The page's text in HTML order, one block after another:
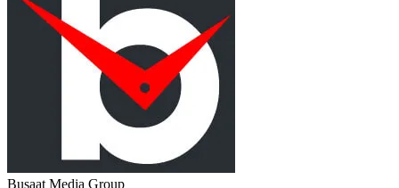
Busaat Media Group